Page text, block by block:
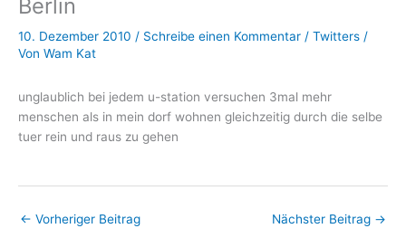
Berlin
10. Dezember 2010 / Schreibe einen Kommentar / Twitters /
Von Wam Kat
unglaublich bei jedem u-station versuchen 3mal mehr
menschen als in mein dorf wohnen gleichzeitig durch die selbe
tuer rein und raus zu gehen
← Vorheriger Beitrag Nächster Beitrag →